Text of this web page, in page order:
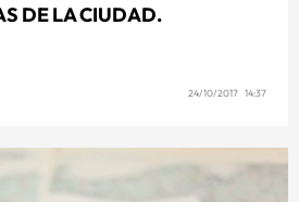
DE LA CIUDAD.
24/10/2017 14:37